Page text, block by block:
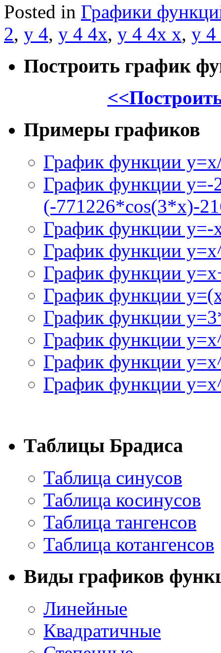
Posted in Графики
2, y 4, y 4 4x, y 4 4x x, y 4
Построить график
Примеры графиков
График функции
График функции y=-
(-771226*cos(3*x)-
График функции
График функции
График функции
График функции
График функции
График функции
График функции
График функции
Таблицы Брадиса
Таблица синусов
Таблица косинусов
Таблица тангенсов
Таблица котангенсов
Виды графиков
Линейные
Квадратичные